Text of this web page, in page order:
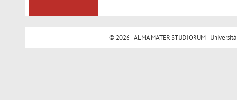
© 2026 - ALMA MATER STUDIORUM -